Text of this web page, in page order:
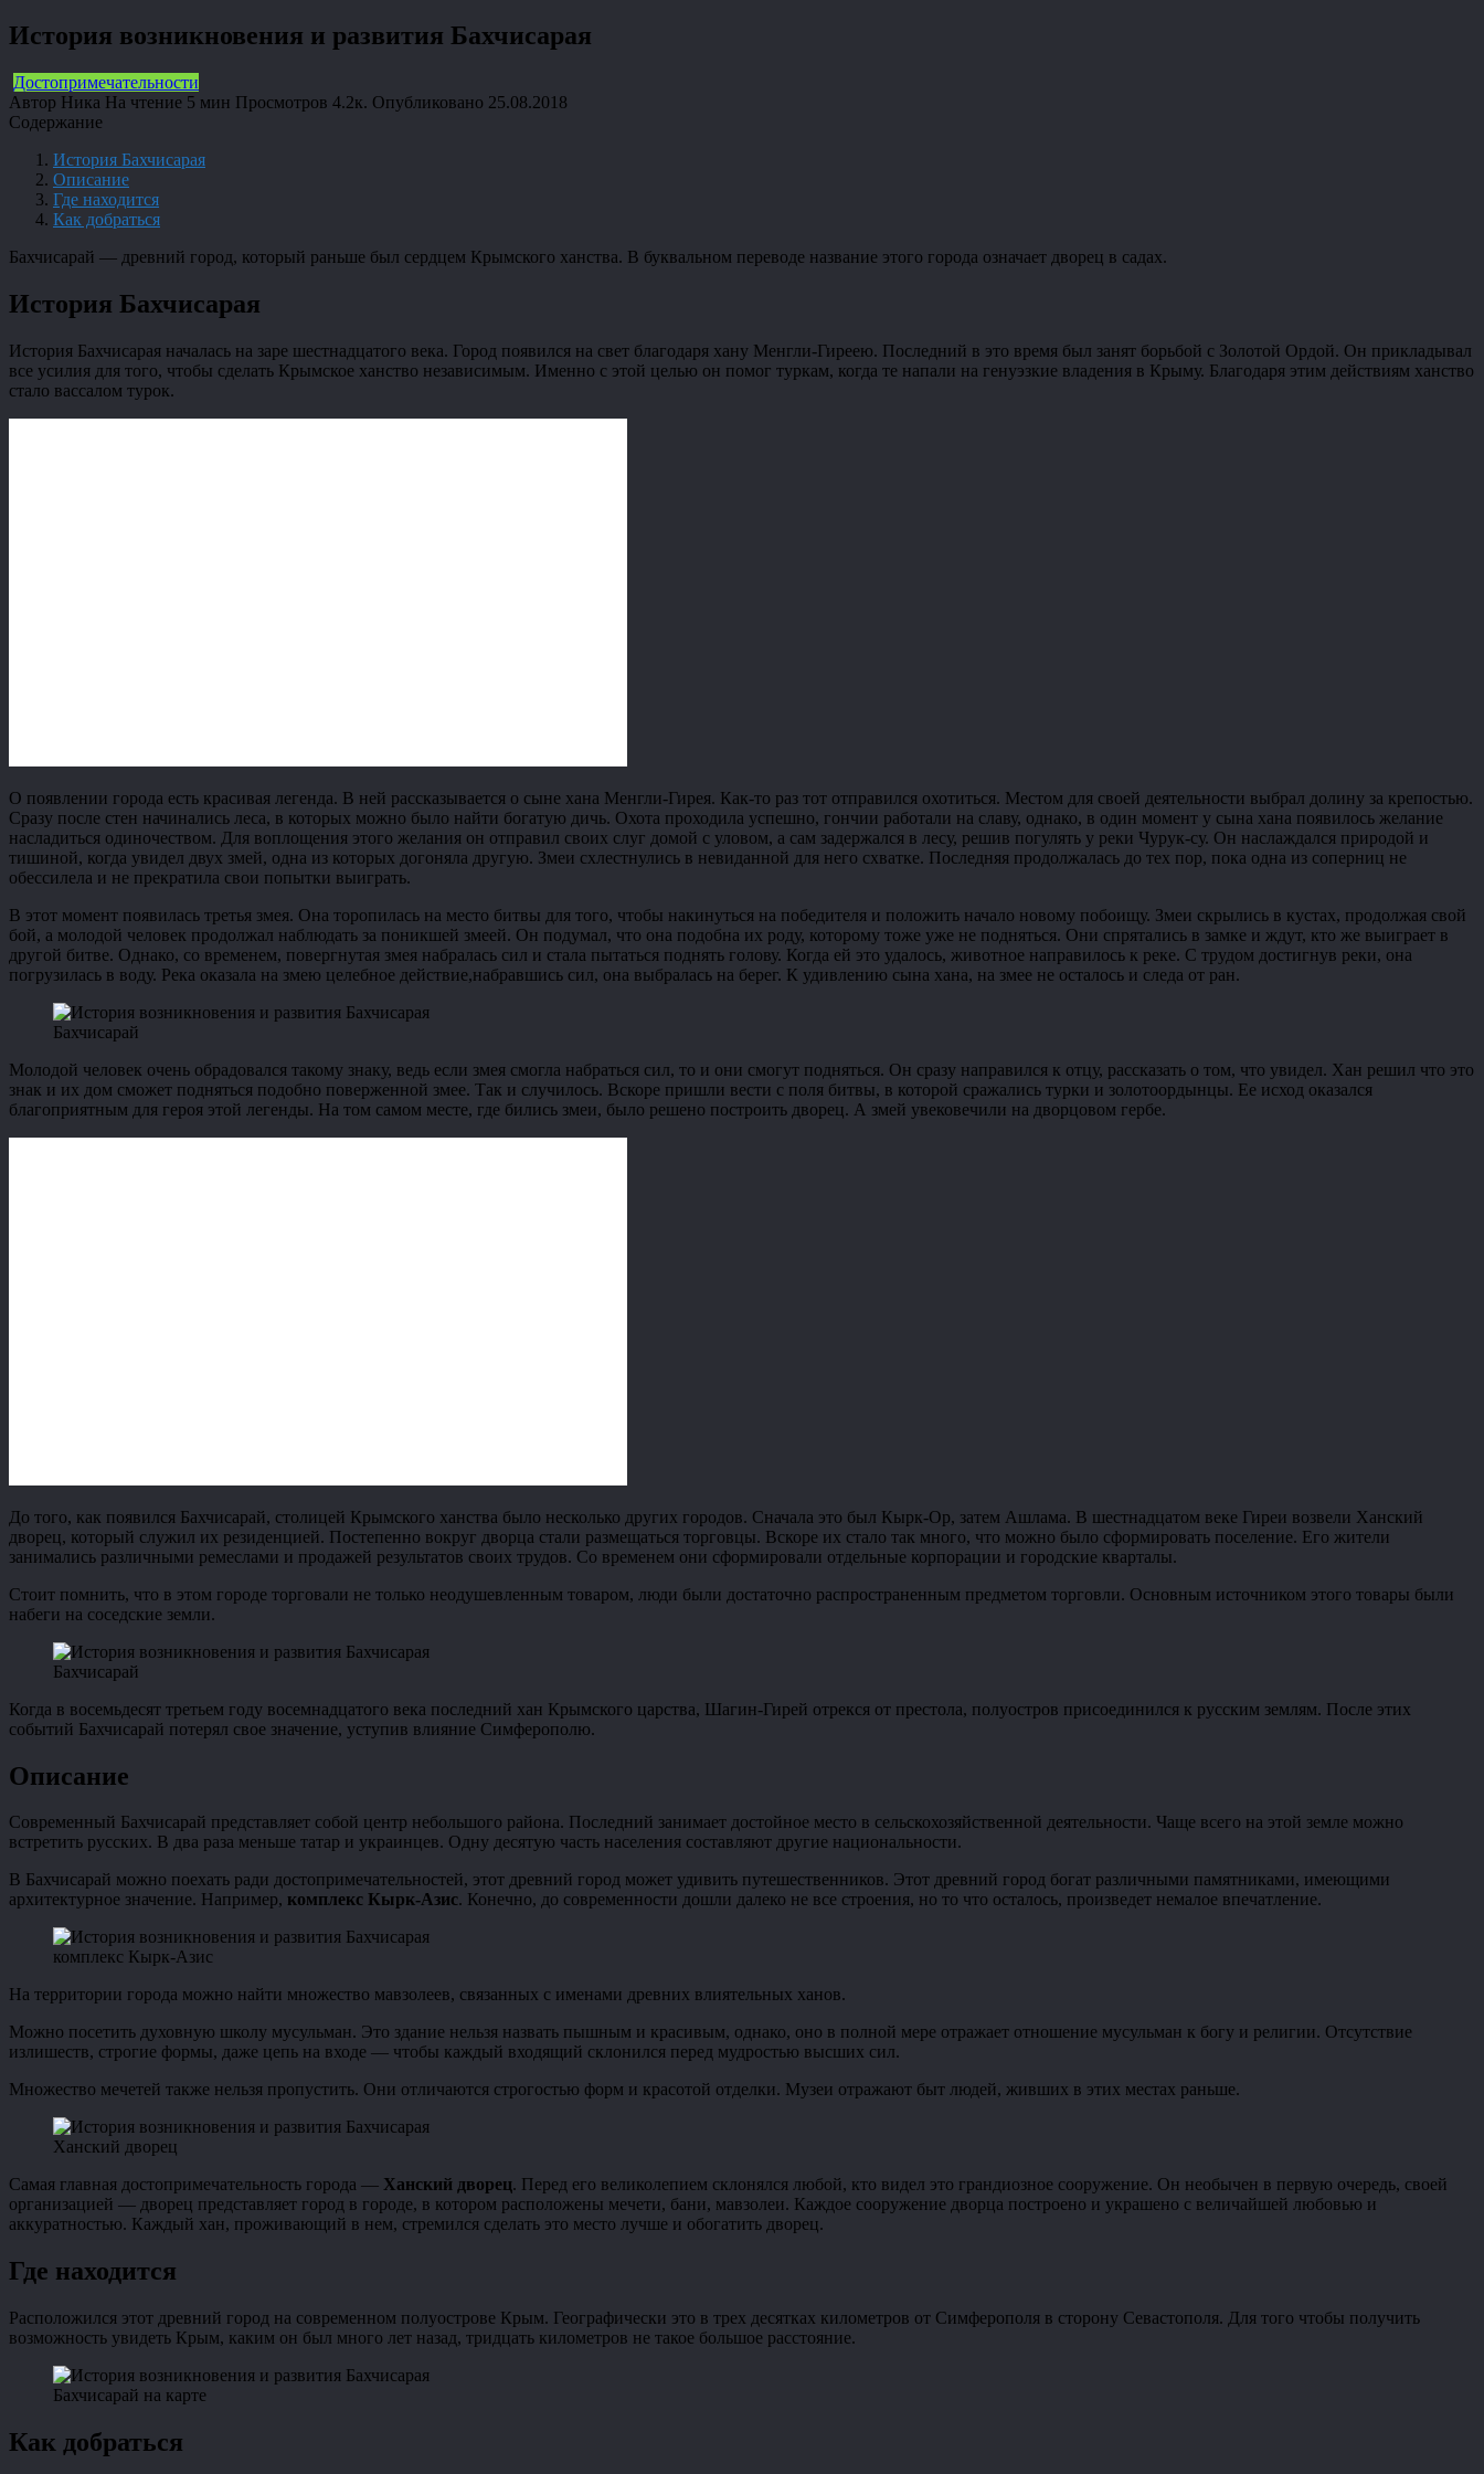
История возникновения и развития Бахчисарая
Достопримечательности
Автор Ника На чтение 5 мин Просмотров 4.2к. Опубликовано 25.08.2018
Содержание
История Бахчисарая
Описание
Где находится
Как добраться
Бахчисарай — древний город, который раньше был сердцем Крымского ханства. В буквальном переводе название этого города означает дворец в садах.
История Бахчисарая
История Бахчисарая началась на заре шестнадцатого века. Город появился на свет благодаря хану Менгли-Гиреею. Последний в это время был занят борьбой с Золотой Ордой. Он прикладывал
все усилия для того, чтобы сделать Крымское ханство независимым. Именно с этой целью он помог туркам, когда те напали на генуэзкие владения в Крыму. Благодаря этим действиям ханство
стало вассалом турок.
О появлении города есть красивая легенда. В ней рассказывается о сыне хана Менгли-Гирея. Как-то раз тот отправился охотиться. Местом для своей деятельности выбрал долину за крепостью.
Сразу после стен начинались леса, в которых можно было найти богатую дичь. Охота проходила успешно, гончии работали на славу, однако, в один момент у сына хана появилось желание
насладиться одиночеством. Для воплощения этого желания он отправил своих слуг домой с уловом, а сам задержался в лесу, решив погулять у реки Чурук-су. Он наслаждался природой и
тишиной, когда увидел двух змей, одна из которых догоняла другую. Змеи схлестнулись в невиданной для него схватке. Последняя продолжалась до тех пор, пока одна из соперниц не
обессилела и не прекратила свои попытки выиграть.
В этот момент появилась третья змея. Она торопилась на место битвы для того, чтобы накинуться на победителя и положить начало новому побоищу. Змеи скрылись в кустах, продолжая свой
бой, а молодой человек продолжал наблюдать за поникшей змеей. Он подумал, что она подобна их роду, которому тоже уже не подняться. Они спрятались в замке и ждут, кто же выиграет в
другой битве. Однако, со временем, повергнутая змея набралась сил и стала пытаться поднять голову. Когда ей это удалось, животное направилось к реке. С трудом достигнув реки, она
погрузилась в воду. Река оказала на змею целебное действие,набравшись сил, она выбралась на берег. К удивлению сына хана, на змее не осталось и следа от ран.
Бахчисарай
Молодой человек очень обрадовался такому знаку, ведь если змея смогла набраться сил, то и они смогут подняться. Он сразу направился к отцу, рассказать о том, что увидел. Хан решил что это
знак и их дом сможет подняться подобно поверженной змее. Так и случилось. Вскоре пришли вести с поля битвы, в которой сражались турки и золотоордынцы. Ее исход оказался
благоприятным для героя этой легенды. На том самом месте, где бились змеи, было решено построить дворец. А змей увековечили на дворцовом гербе.
До того, как появился Бахчисарай, столицей Крымского ханства было несколько других городов. Сначала это был Кырк-Ор, затем Ашлама. В шестнадцатом веке Гиреи возвели Ханский
дворец, который служил их резиденцией. Постепенно вокруг дворца стали размещаться торговцы. Вскоре их стало так много, что можно было сформировать поселение. Его жители
занимались различными ремеслами и продажей результатов своих трудов. Со временем они сформировали отдельные корпорации и городские кварталы.
Стоит помнить, что в этом городе торговали не только неодушевленным товаром, люди были достаточно распространенным предметом торговли. Основным источником этого товары были
набеги на соседские земли.
Бахчисарай
Когда в восемьдесят третьем году восемнадцатого века последний хан Крымского царства, Шагин-Гирей отрекся от престола, полуостров присоединился к русским землям. После этих
событий Бахчисарай потерял свое значение, уступив влияние Симферополю.
Описание
Современный Бахчисарай представляет собой центр небольшого района. Последний занимает достойное место в сельскохозяйственной деятельности. Чаще всего на этой земле можно
встретить русских. В два раза меньше татар и украинцев. Одну десятую часть населения составляют другие национальности.
В Бахчисарай можно поехать ради достопримечательностей, этот древний город может удивить путешественников. Этот древний город богат различными памятниками, имеющими
архитектурное значение. Например, комплекс Кырк-Азис. Конечно, до современности дошли далеко не все строения, но то что осталось, произведет немалое впечатление.
комплекс Кырк-Азис
На территории города можно найти множество мавзолеев, связанных с именами древних влиятельных ханов.
Можно посетить духовную школу мусульман. Это здание нельзя назвать пышным и красивым, однако, оно в полной мере отражает отношение мусульман к богу и религии. Отсутствие
излишеств, строгие формы, даже цепь на входе — чтобы каждый входящий склонился перед мудростью высших сил.
Множество мечетей также нельзя пропустить. Они отличаются строгостью форм и красотой отделки. Музеи отражают быт людей, живших в этих местах раньше.
Ханский дворец
Самая главная достопримечательность города — Ханский дворец. Перед его великолепием склонялся любой, кто видел это грандиозное сооружение. Он необычен в первую очередь, своей
организацией — дворец представляет город в городе, в котором расположены мечети, бани, мавзолеи. Каждое сооружение дворца построено и украшено с величайшей любовью и
аккуратностью. Каждый хан, проживающий в нем, стремился сделать это место лучше и обогатить дворец.
Где находится
Расположился этот древний город на современном полуострове Крым. Географически это в трех десятках километров от Симферополя в сторону Севастополя. Для того чтобы получить
возможность увидеть Крым, каким он был много лет назад, тридцать километров не такое большое расстояние.
Бахчисарай на карте
Как добраться